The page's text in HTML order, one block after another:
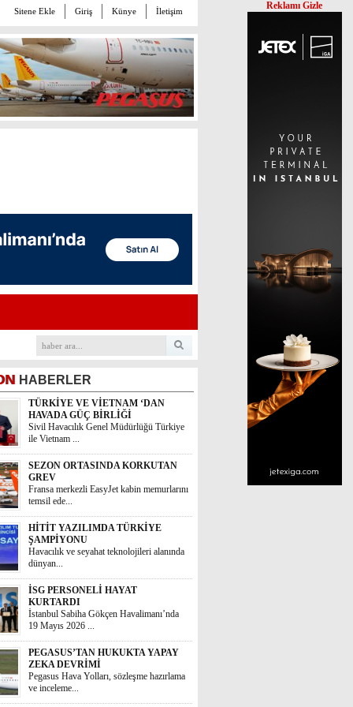
Sitene Ekle Giriş Künye İletişim
HABERLER
TÜRKİYE VE VİETNAM ‘DAN
HAVADA GÜÇ BİRLİĞİ
Sivil Havacılık Genel Müdürlüğü Türkiye
ile Vietnam ...
SEZON ORTASINDA KORKUTAN
GREV
Fransa merkezli EasyJet kabin memurlarını
temsil ede...
HİTİT YAZILIMDA TÜRKİYE
ŞAMPİYONU
Havacılık ve seyahat teknolojileri alanında
dünyan...
İSG PERSONELİ HAYAT
KURTARDI
İstanbul Sabiha Gökçen Havalimanı’nda
19 Mayıs 2026 ...
PEGASUS’TAN HUKUKTA YAPAY
ZEKA DEVRİMİ
Pegasus Hava Yolları, sözleşme hazırlama
ve inceleme...
Reklamı Gizle